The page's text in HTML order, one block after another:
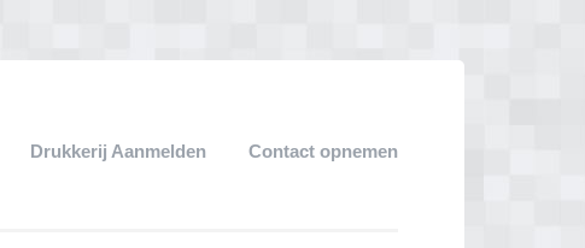
Drukkerij Aanmelden Contact opnemen